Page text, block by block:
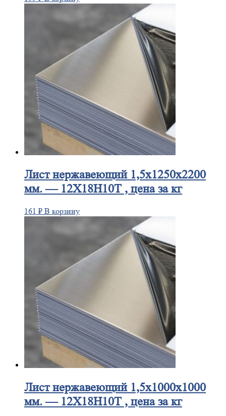
Листнержавеющий 1,5x1250x2200
мм. — 12Х18Н10Т , цена за кг
161 ₽ В корзину
Листнержавеющий 1,5x1000x1000
мм. — 12Х18Н10Т , цена за кг